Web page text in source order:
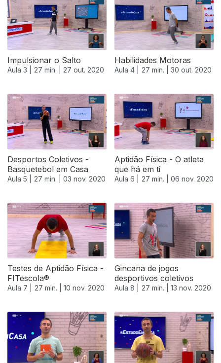
Impulsionar o Salto
Aula 3 | 27 min. | 27 out. 2020
Habilidades Motoras
Aula 4 | 27 min. | 30 out. 2020
Desportos Coletivos -
Basquetebol em Casa
Aula 5 | 27 min. | 03 nov. 2020
Aptidão Física - O atleta
que há em ti
Aula 6 | 27 min. | 06 nov. 2020
Testes de Aptidão Física -
FITescola®
Aula 7 | 27 min. | 10 nov. 2020
Gincana de jogos
desportivos coletivos
Aula 8 | 27 min. | 13 nov. 2020